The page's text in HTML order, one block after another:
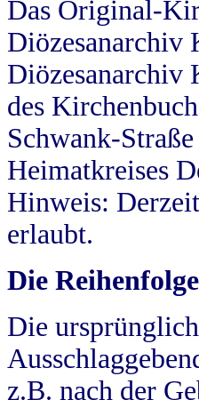
Das Original-
Diözesanarchiv
Diözesanarchiv
des
Schwank-
Heimatkreises
Hinweis:
erlaubt.
Die
Die
z.B. nach der